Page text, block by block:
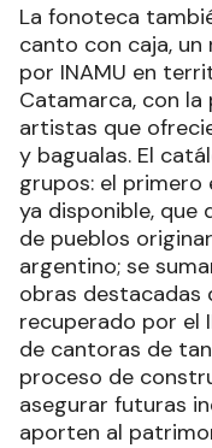
La fonoteca
canto con caja,
por INAMU en
Catamarca, con
artistas que
y bagualas. El
grupos: el primero
ya disponible, que
de pueblos
argentino; se
obras destacadas
recuperado por el
de cantoras de
proceso de
asegurar futuras
aporten al